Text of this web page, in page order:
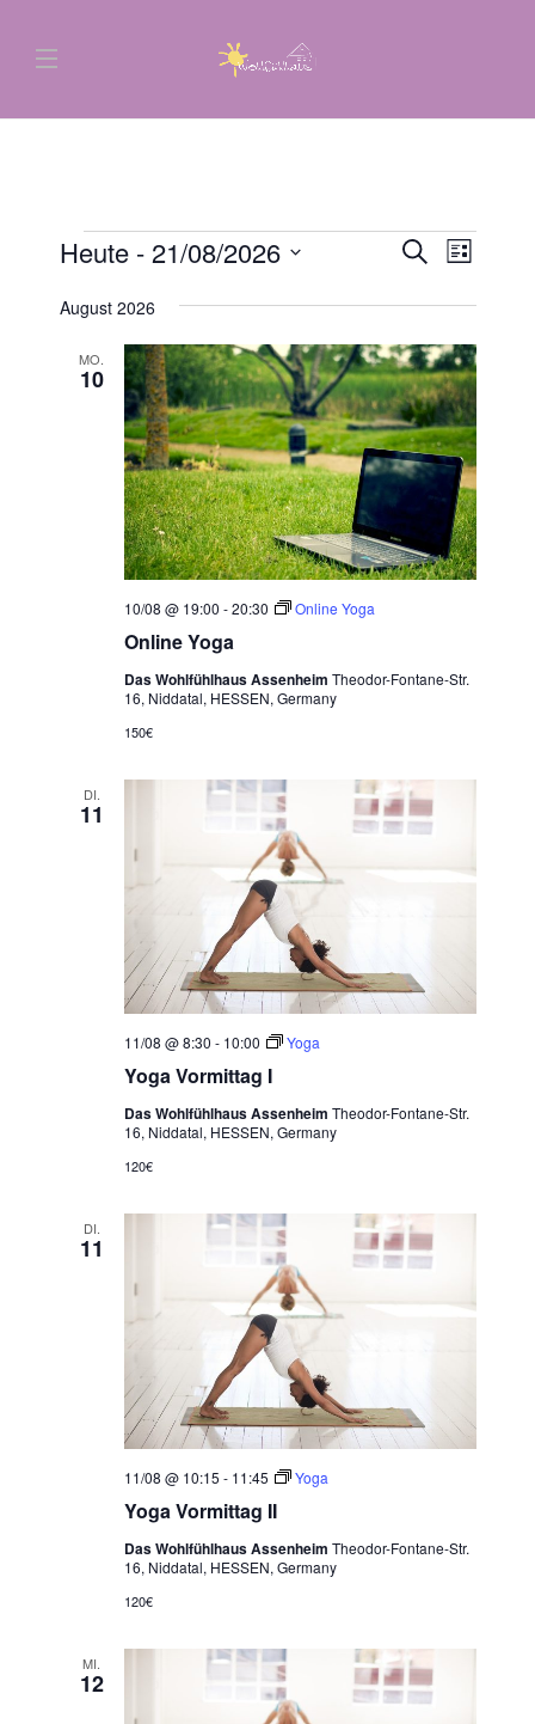
SucheListe
Heute - 21/08/2026
wählen.
August 2026
MO.
10
Online Yoga
10/08 @ 19:00 -20:30 Online Yoga
Das Wohlfühlhaus Assenheim Theodor-Fontane-Str.
16, Niddatal, HESSEN, Germany
150€
DI.
11
Yoga Vormittag I
11/08 @ 8:30 - 10:00 Yoga
Das Wohlfühlhaus Assenheim Theodor-Fontane-Str.
16, Niddatal, HESSEN, Germany
120€
DI.
11
Yoga Vormittag II
11/08 @ 10:15 - 11:45 Yoga
Das Wohlfühlhaus Assenheim Theodor-Fontane-Str.
16, Niddatal, HESSEN, Germany
120€
MI.
12